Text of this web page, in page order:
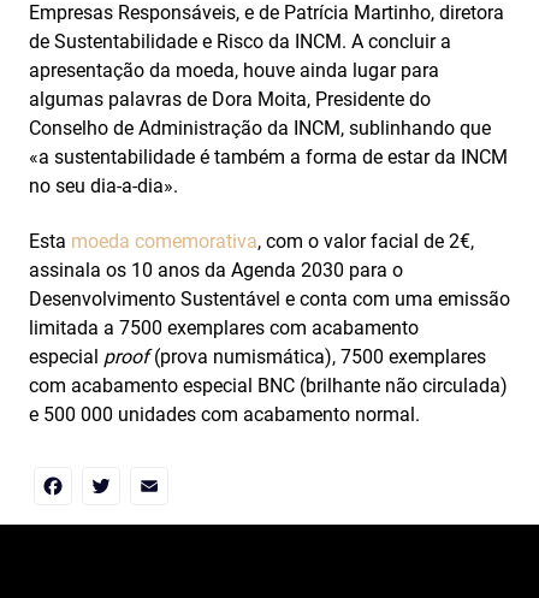
Empresas Responsáveis, e de Patrícia Martinho, diretora
de Sustentabilidade e Risco da INCM. A concluir a
apresentação da moeda, houve ainda lugar para
algumas palavras de Dora Moita, Presidente do
Conselho de Administração da INCM, sublinhando que
«a sustentabilidade é também a forma de estar da INCM
no seu dia-a-dia».
Esta moeda comemorativa, com o valor facial de 2€,
assinala os 10 anos da Agenda 2030 para o
Desenvolvimento Sustentável e conta com uma emissão
limitada a 7500 exemplares com acabamento
especial proof(prova numismática), 7500 exemplares
com acabamento especial BNC (brilhante não circulada)
e 500 000 unidades com acabamento normal.
Facebook
Twitter
Email